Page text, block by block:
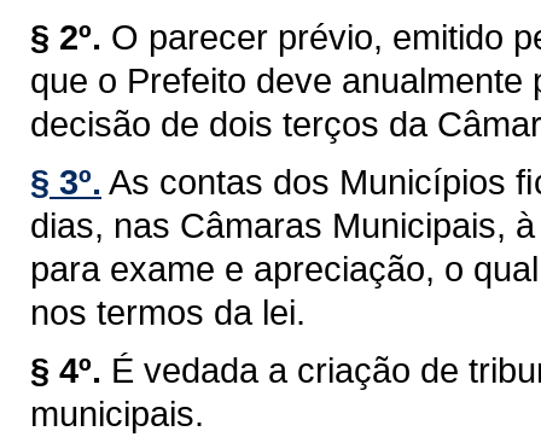
§ 2º. O parecer prévio, emitido
que o Prefeito deve
decisão de dois terços da
§ 3º. As contas dos Municípios
dias, nas Câmaras Municipais,
para exame e apreciação, o
nos termos da lei.
§ 4º. É vedada a criação de
municipais.